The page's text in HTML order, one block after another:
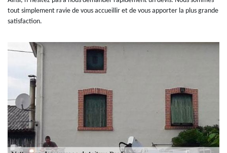
tout simplement ravie de vous accueillir et de vous apporter la plus grande
satisfaction.